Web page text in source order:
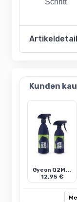
Schritt
Kunden
Gyeon Q2M...
12,95 €